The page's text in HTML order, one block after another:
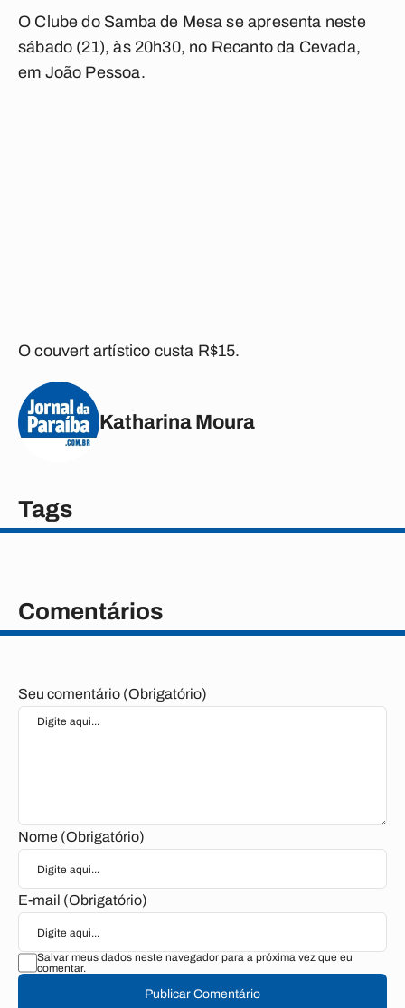
O Clube do Samba de Mesa se apresenta neste
sábado (21), às 20h30, no Recanto da Cevada,
em João Pessoa.
O couvert artístico custa R$15.
Katharina Moura
Tags
Comentários
Seu comentário (Obrigatório)
Nome (Obrigatório)
E-mail (Obrigatório)
Salvar meus dados neste navegador para a próxima vez que eu
comentar.
Publicar Comentário